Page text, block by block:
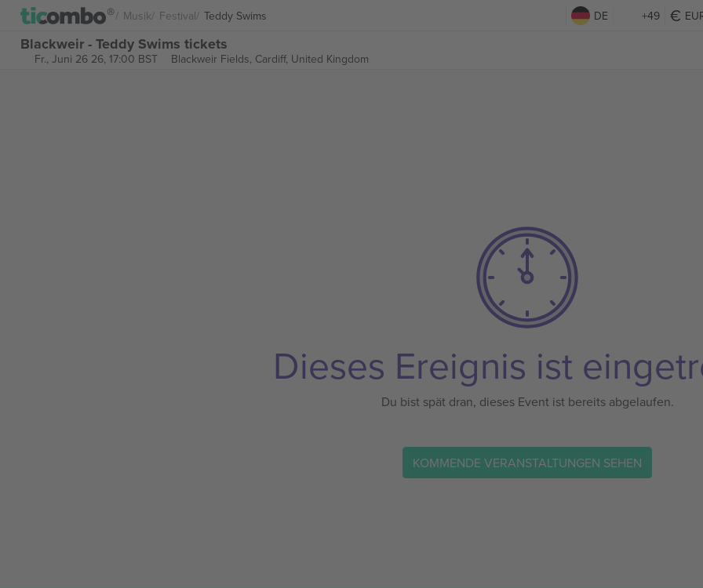
Musik Festival Teddy Swims DE +49
Blackweir - Teddy Swims tickets
Fr., Juni 26 26, 17:00 BST Blackweir Fields, Cardiff, United Kingdom
Dieses Ereignis ist
Du bist spät dran, dieses Event ist bereits abgelaufen.
KOMMENDE VERANSTALTUNGEN SEHEN